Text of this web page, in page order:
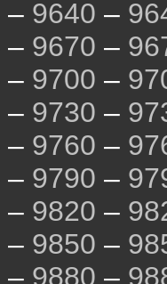
– 9640 –
– 9670 –
– 9700 –
– 9730 –
– 9760 –
– 9790 –
– 9820 –
– 9850 –
– 9880 –